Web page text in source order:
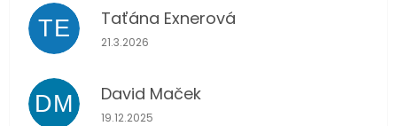
TE Taťána Exnerová
Hodnocení obchodu je 5 z 5 hvězdiček.
21.3.2026
DM David Maček
Hodnocení obchodu je 5 z 5 hvězdiček.
19.12.2025